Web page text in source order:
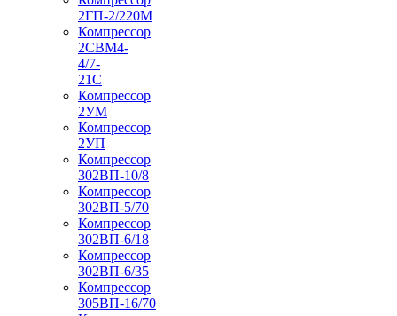
2ГП-2/220М
Компрессор
2СВМ4-
4/7-
21С
Компрессор
2УМ
Компрессор
2УП
Компрессор
302ВП-10/8
Компрессор
302ВП-5/70
Компрессор
302ВП-6/18
Компрессор
302ВП-6/35
Компрессор
305ВП-16/70